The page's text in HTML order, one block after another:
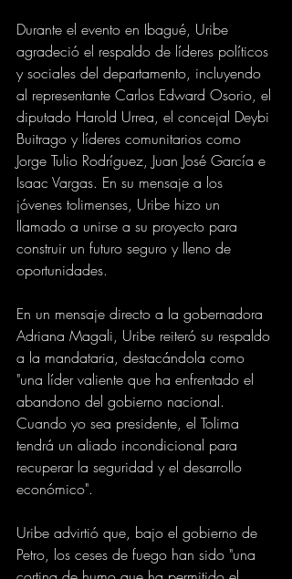
Durante el evento en Ibagué, Uribe
agradeció el respaldo de líderes políticos
y sociales del departamento, incluyendo
al representante Carlos Edward Osorio, el
diputado Harold Urrea, el concejal Deybi
Buitrago y líderes comunitarios como
Jorge Tulio Rodríguez, Juan José García e
Isaac Vargas. En su mensaje a los
jóvenes tolimenses, Uribe hizo un
llamado a unirse a su proyecto para
construir un futuro seguro y lleno de
oportunidades.
En un mensaje directo a la gobernadora
Adriana Magali, Uribe reiteró su respaldo
a la mandataria, destacándola como
"una líder valiente que ha enfrentado el
abandono del gobierno nacional.
Cuando yo sea presidente, el Tolima
tendrá un aliado incondicional para
recuperar la seguridad y el desarrollo
económico".
Uribe advirtió que, bajo el gobierno de
Petro, los ceses de fuego han sido "una